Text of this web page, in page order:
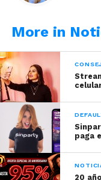
conocer las tres
More in
paga
20